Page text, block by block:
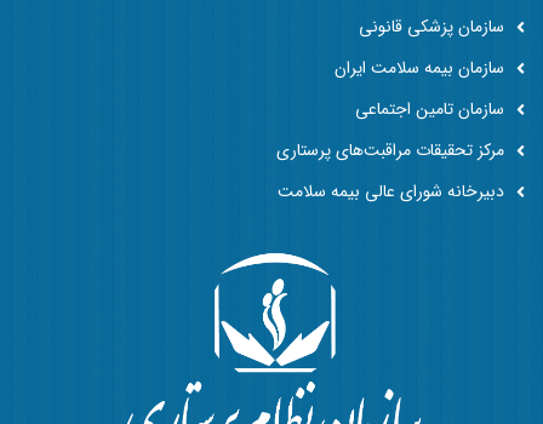
سازمان پزشکی قانونی
سازمان بیمه سلامت ایران
سازمان تامین اجتماعی
مرکز تحقیقات مراقبت‌های پرستاری
دبیرخانه شورای عالی بیمه سلامت